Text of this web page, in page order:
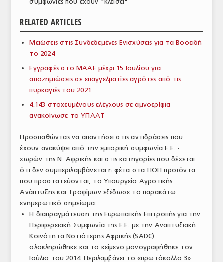
ΠΡΩΤΕΣ ΥΛΕΣ
ΕΞΟΠΛΙΣΜΟΣ
ΕΜΠΟΡΙΚΟΙ ΑΝΤΙΠΡΟΣΩΠΟΙ
ΝΟΜΟΘΕΣΙΑ
ΕΛΛΗΝΙΚΗ ΝΟΜΟΘΕΣΙΑ
ΕΥΡΩΠΑΪΚΗ ΝΟΜΟΘΕΣΙΑ
ΤΟ ΠΕΡΙΟΔΙΚΟ
Profile
ΑΡΧΕΙΟ ΤΕΥΧΩΝ
ΣΥΝΕΔΡΙΟ ΚΡΕΑΤΟΣ
συμφωνίες που έχουν "κλείσει"
RELATED ARTICLES
Μειώσεις στις Συνδεδεμένες Ενισχύσεις για τα Βοοειδή
το 2024
Εγγραφές στο ΜΑΑΕ μέχρι 15 Ιουλίου για
αποζημιώσεις σε επαγγελματίες αγρότες από τις
πυρκαγιές του 2021
4.143 στοχευμένους ελέγχους σε αμνοερίφια
ανακοίνωσε το ΥΠΑΑΤ
Προσπαθώντας να απαντήσει στις αντιδράσεις που
έχουν ανακύψει από την εμπορική συμφωνία Ε.Ε. -
χωρών της Ν. Αφρικής και στις κατηγορίες που δέχεται
ότι δεν συμπεριλαμβάνεται η φέτα στα ΠΟΠ προϊόντα
που προστατεύονται, το Υπουργείο Αγροτικής
Ανάπτυξης και Τροφίμων εξέδωσε το παρακάτω
ενημερωτικό σημείωμα:
Η διαπραγμάτευση της Ευρωπαϊκής Επιτροπής για την
Περιφερειακή Συμφωνία της Ε.Ε. με την Αναπτυξιακή
Κοινότητα Νοτιότερης Αφρικής (SADC)
ολοκληρώθηκε και το κείμενο μονογραφήθηκε τον
Ιούλιο του 2014. Περιλαμβάνει το «πρωτόκολλο 3»